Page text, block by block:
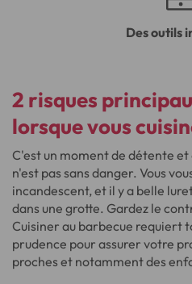
Des outils
2 risques
lorsque vous
C'est un moment de détente
n'est pas sans danger. Vous
incandescent, et il y a belle
dans une grotte. Gardez le
Cuisiner au barbecue requiert
prudence pour assurer votre
proches et notamment des